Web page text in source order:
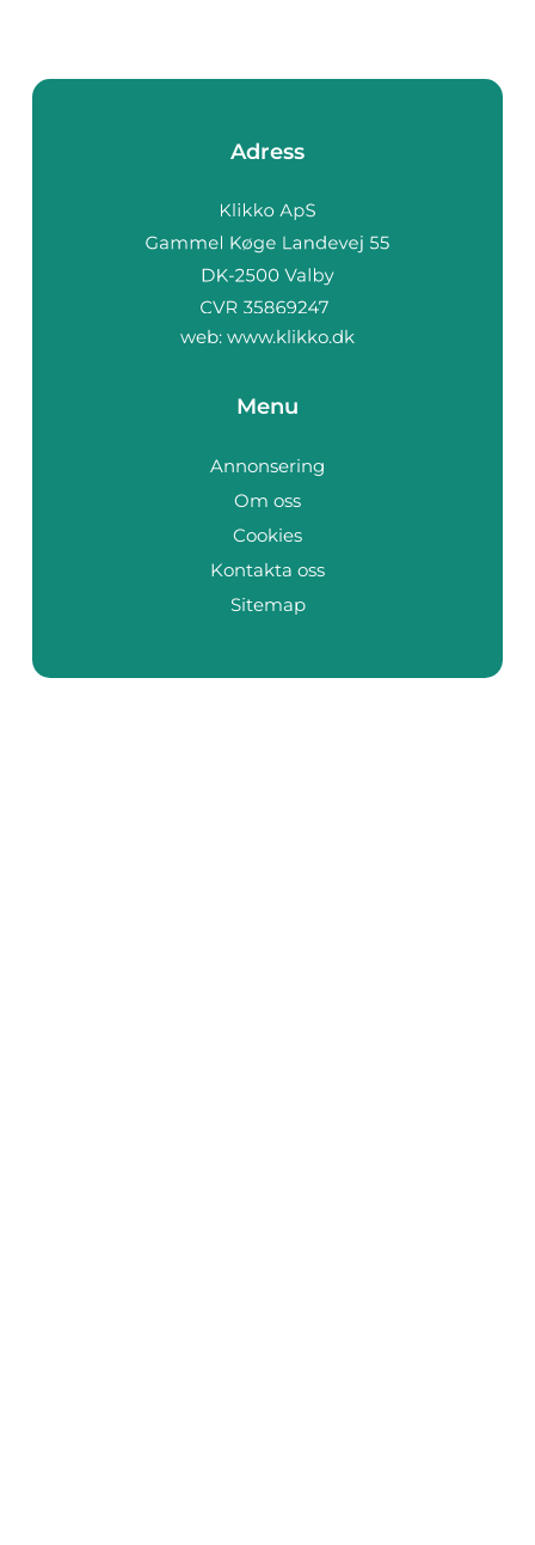
Adress
web: www.klikko.dk
Menu
Annonsering
Om oss
Cookies
Kontakta oss
Sitemap